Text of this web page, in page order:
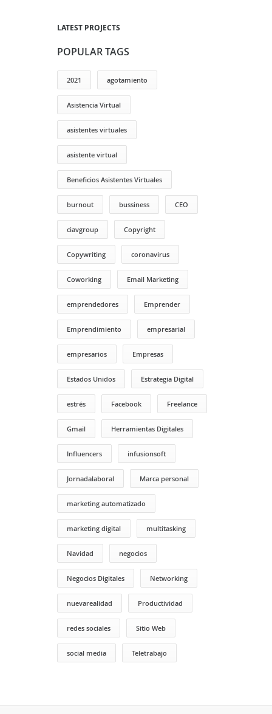
LATEST PROJECTS
POPULAR TAGS
2021 agotamiento
Asistencia Virtual
asistentes virtuales
asistente virtual
Beneficios Asistentes Virtuales
burnout bussiness CEO
ciavgroup Copyright
Copywriting coronavirus
Coworking Email Marketing
emprendedores Emprender
Emprendimiento empresarial
empresarios Empresas
Estados Unidos Estrategia Digital
estrés Facebook Freelance
Gmail Herramientas Digitales
Influencers infusionsoft
Jornadalaboral Marca personal
marketing automatizado
marketing digital multitasking
Navidad negocios
Negocios Digitales Networking
nuevarealidad Productividad
redes sociales Sitio Web
social media Teletrabajo